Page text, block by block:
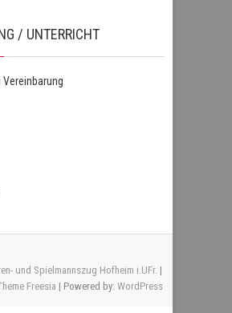
/ UNTERRICHT
und Spielmannszug Hofheim i.UFr. |
Freesia | Powered by: WordPress